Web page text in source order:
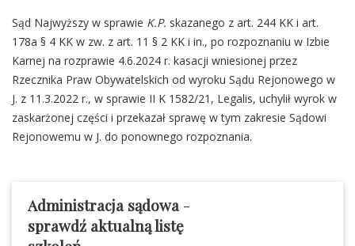
Sąd Najwyższy w sprawie K.P. skazanego z art. 244 KK i art.
178a § 4 KK w zw. z art. 11 § 2 KK i in., po rozpoznaniu w Izbie
Karnej na rozprawie 4.6.2024 r. kasacji wniesionej przez
Rzecznika Praw Obywatelskich od wyroku Sądu Rejonowego w
J. z 11.3.2022 r., w sprawie II K 1582/21, Legalis, uchylił wyrok w
zaskarżonej części i przekazał sprawę w tym zakresie Sądowi
Rejonowemu w J. do ponownego rozpoznania.
Administracja sądowa-
sprawdź aktualną listę